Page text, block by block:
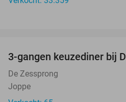
3-gangen keuzediner bij
De Zessprong
Joppe